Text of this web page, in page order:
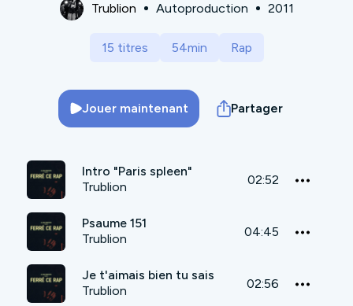
Trublion Autoproduction 2011
15 titres 54min Rap
Jouer maintenant Partager
Intro "Paris spleen"
Trublion
02:52
Psaume 151
Trublion
04:45
Je t'aimais bien tu sais
Trublion
02:56